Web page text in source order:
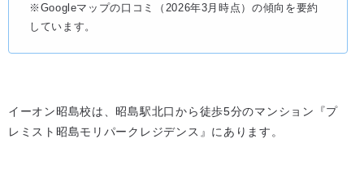
※Googleマップの口コミ（2026年3月時点）の傾向を要約
しています。
イーオン昭島校は、昭島駅北口から徒歩5分のマンション『プ
レミスト昭島モリパークレジデンス』にあります。